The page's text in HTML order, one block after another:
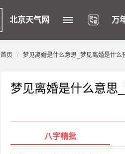
北京天气网 万
首页 梦见离婚是什么意思_梦见离婚是什么
梦见离婚是什么意思
八字精批